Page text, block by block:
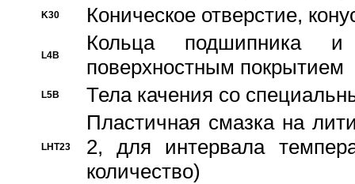
K30 Коническое отверстие,
L4B
Кольца подшипника
поверхностным покрытием
L5B Тела качения со
LHT23
Пластичная смазка на
2, для интервала
количество)